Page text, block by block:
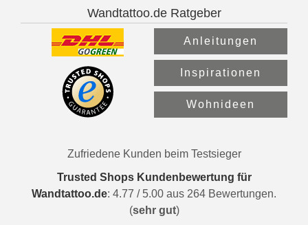
Wandtattoo.de Ratgeber
Anleitungen
Inspirationen
Wohnideen
Zufriedene Kunden beim Testsieger
Trusted Shops Kundenbewertung für
Wandtattoo.de: 4.77 / 5.00 aus 264 Bewertungen.
(sehr gut)